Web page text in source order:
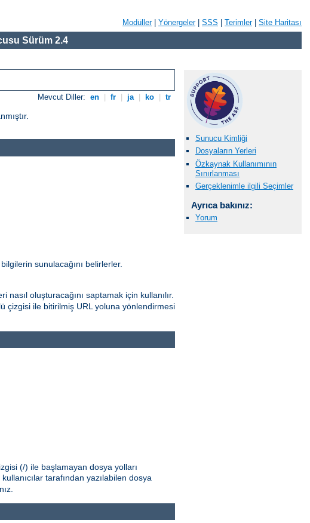
Modüller| Yönergeler| SSS Terimler| Site Haritası
Sürüm 2.4
Mevcut Diller: en fr ja ko tr
Sunucu Kimliği
Dosyaların Yerleri
Özkaynak Kullanımının
Sınırlanması
Gerçeklenimle ilgili Seçimler
Ayrıca bakınız:
Yorum
sunulacağını belirlerler.
oluşturacağını saptamak için kullanılır.
çizgisi ile bitirilmiş URL yoluna yönlendirmesi
(/) ile başlamayan dosya yolları
tarafından yazılabilen dosya